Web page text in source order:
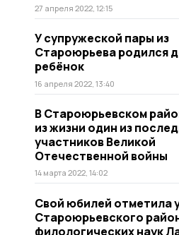
27 апреля 2022, 12:15
У супружеской пары из
Староюрьева родился
ребёнок
16 апреля 2022, 13:40
В Староюрьевском
из жизни один из
участников Великой
Отечественной войны
14 марта 2022, 14:02
Свой юбилей отметила
Староюрьевского
филологических наук